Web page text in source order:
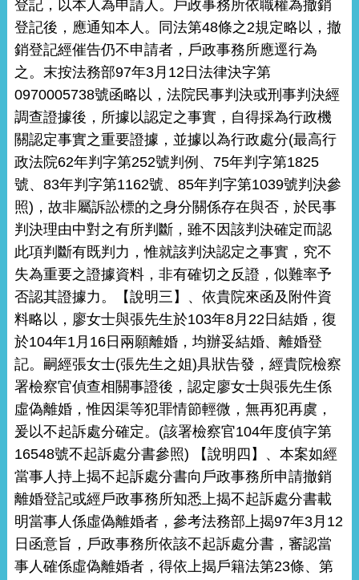
登記，以本人為申請人。戶政事務所依職權為撤銷
登記後，應通知本人。同法第48條之2規定略以，撤
銷登記經催告仍不申請者，戶政事務所應逕行為
之。末按法務部97年3月12日法律決字第
0970005738號函略以，法院民事判決或刑事判決經
調查證據後，所據以認定之事實，自得採為行政機
關認定事實之重要證據，並據以為行政處分(最高行
政法院62年判字第252號判例、75年判字第1825
號、83年判字第1162號、85年判字第1039號判決參
照)，故非屬訴訟標的之身分關係存在與否，於民事
判決理由中對之有所判斷，雖不因該判決確定而認
此項判斷有既判力，惟就該判決認定之事實，究不
失為重要之證據資料，非有確切之反證，似難率予
否認其證據力。【說明三】、依貴院來函及附件資
料略以，廖女士與張先生於103年8月22日結婚，復
於104年1月16日兩願離婚，均辦妥結婚、離婚登
記。嗣經張女士(張先生之姐)具狀告發，經貴院檢察
署檢察官偵查相關事證後，認定廖女士與張先生係
虛偽離婚，惟因渠等犯罪情節輕微，無再犯再虞，
爰以不起訴處分確定。(該署檢察官104年度偵字第
16548號不起訴處分書參照) 【說明四】、本案如經
當事人持上揭不起訴處分書向戶政事務所申請撤銷
離婚登記或經戶政事務所知悉上揭不起訴處分書載
明當事人係虛偽離婚者，參考法務部上揭97年3月12
日函意旨，戶政事務所依該不起訴處分書，審認當
事人確係虛偽離婚者，得依上揭戶籍法第23條、第